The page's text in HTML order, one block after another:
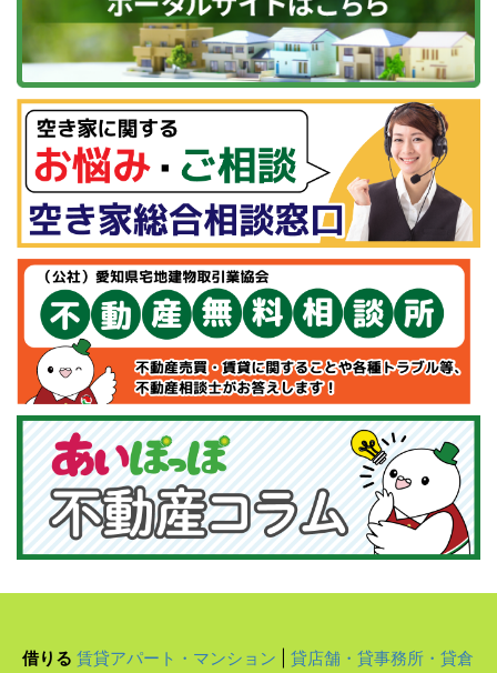
借りる 賃貸アパート・マンション 貸店舗・貸事務所・貸倉